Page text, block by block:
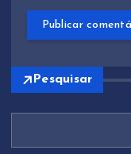
Pesquisar